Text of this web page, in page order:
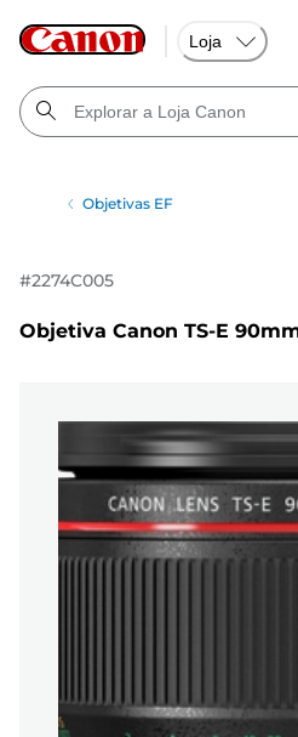
Loja
Objetivas EF
#2274C005
Objetiva Canon TS-E